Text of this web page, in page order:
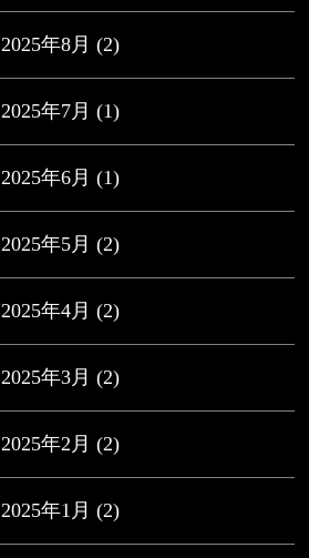
2025年8月 (2)
2025年7月 (1)
2025年6月 (1)
2025年5月 (2)
2025年4月 (2)
2025年3月 (2)
2025年2月 (2)
2025年1月 (2)